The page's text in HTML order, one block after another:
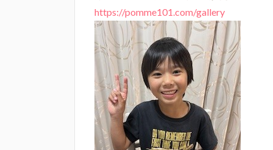
https://pomme101.com/gallery